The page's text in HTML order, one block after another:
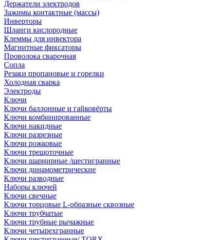
Держатели электродов
Зажимы контактные (массы)
Инверторы
Шланги кислородные
Клеммы для инвектора
Магнитные фиксаторы
Проволока сварочная
Сопла
Резаки пропановые и горелки
Холодная сварка
Электроды
Ключи
Ключи баллонные и гайковёрты
Ключи комбинированные
Ключи накидные
Ключи разрезные
Ключи рожковые
Ключи трещоточные
Ключи шарнирные /шестигранные
Ключи динамометрические
Ключи разводные
Наборы ключей
Ключи свечные
Ключи торцовые L-образные сквозные
Ключи трубчатые
Ключи трубные рычажные
Ключи четырехгранные